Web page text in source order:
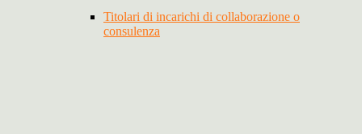
Titolari di incarichi di collaborazione o
consulenza